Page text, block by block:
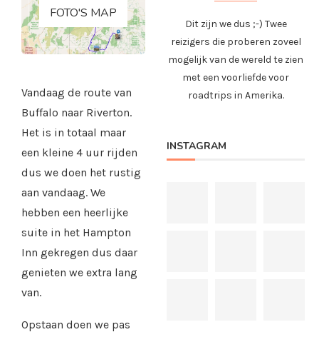
FOTO'S MAP
Vandaag de route van
Buffalo naar Riverton.
Het is in totaal maar
een kleine 4 uur rijden
dus we doen het rustig
aan vandaag. We
hebben een heerlijke
suite in het Hampton
Inn gekregen dus daar
genieten we extra lang
van.
Opstaan doen we pas
Dit zijn we dus ;-) Twee
reizigers die proberen zoveel
mogelijk van de wereld te zien
met een voorliefde voor
roadtrips in Amerika.
INSTAGRAM